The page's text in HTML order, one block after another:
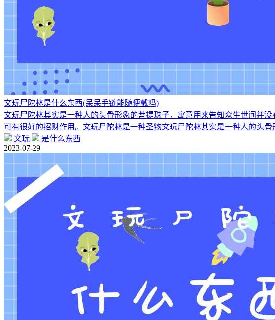
文玩尸陀林是什么东西(呆呆手链能随便戴吗)
文玩尸陀林其实是一种人的头骨形象的菩提珠子，寓意用来告知众生世间并
可有很好的招财作用。文玩尸陀林是一种圣物文玩尸陀林其实是一种人的头骨
文玩
是什么东西
2023-07-29